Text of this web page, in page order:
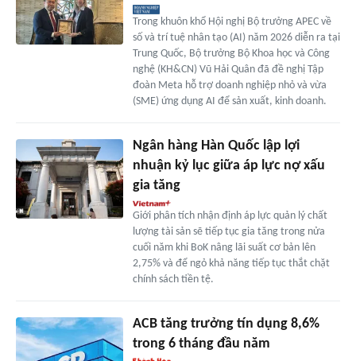
Trong khuôn khổ Hội nghị Bộ trưởng APEC về
số và trí tuệ nhân tạo (AI) năm 2026 diễn ra tại
Trung Quốc, Bộ trưởng Bộ Khoa học và Công
nghệ (KH&CN) Vũ Hải Quân đã đề nghị Tập
đoàn Meta hỗ trợ doanh nghiệp nhỏ và vừa
(SME) ứng dụng AI để sản xuất, kinh doanh.
Ngân hàng Hàn Quốc lập lợi
nhuận kỷ lục giữa áp lực nợ xấu
gia tăng
Giới phân tích nhận định áp lực quản lý chất
lượng tài sản sẽ tiếp tục gia tăng trong nửa
cuối năm khi BoK nâng lãi suất cơ bản lên
2,75% và để ngỏ khả năng tiếp tục thắt chặt
chính sách tiền tệ.
ACB tăng trưởng tín dụng 8,6%
trong 6 tháng đầu năm